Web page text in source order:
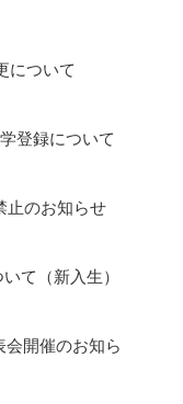
について
登録について
止のお知らせ
て（新入生）
会開催のお知ら